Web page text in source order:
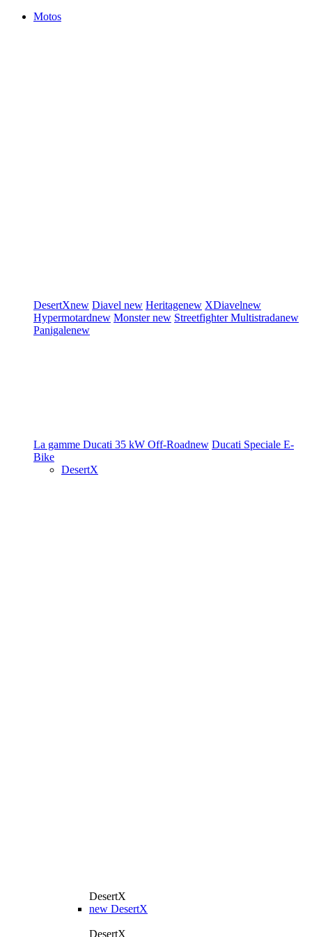
Motos
DesertXnew Diavel new Heritagenew XDiavelnew
Hypermotardnew Monsternew StreetfighterMultistradanew
Panigalenew
La gamme Ducati 35 kW Off-Roadnew Ducati Speciale E-
Bike
DesertX
DesertX
new DesertX
DesertX